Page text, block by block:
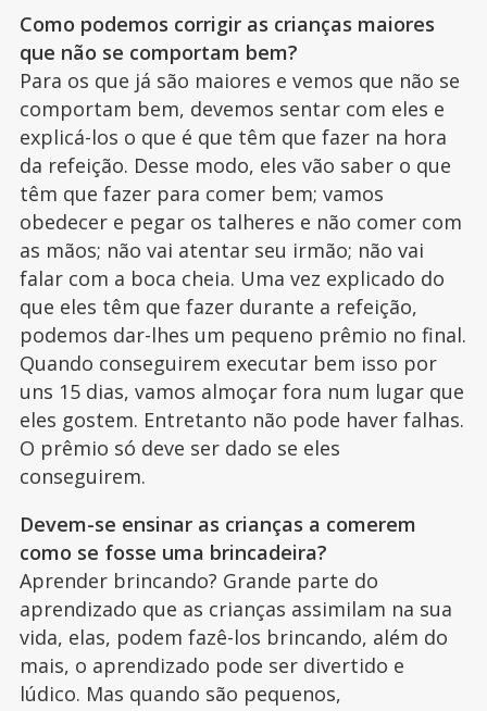
Como podemos corrigir as crianças maiores
que não se comportam bem?
Para os que já são maiores e vemos que não se
comportam bem, devemos sentar com eles e
explicá-los o que é que têm que fazer na hora
da refeição. Desse modo, eles vão saber o que
têm que fazer para comer bem; vamos
obedecer e pegar os talheres e não comer com
as mãos; não vai atentar seu irmão; não vai
falar com a boca cheia. Uma vez explicado do
que eles têm que fazer durante a refeição,
podemos dar-lhes um pequeno prêmio no final.
Quando conseguirem executar bem isso por
uns 15 dias, vamos almoçar fora num lugar que
eles gostem. Entretanto não pode haver falhas.
O prêmio só deve ser dado se eles
conseguirem.
Devem-se ensinar as crianças a comerem
como se fosse uma brincadeira?
Aprender brincando? Grande parte do
aprendizado que as crianças assimilam na sua
vida, elas, podem fazê-los brincando, além do
mais, o aprendizado pode ser divertido e
lúdico. Mas quando são pequenos,